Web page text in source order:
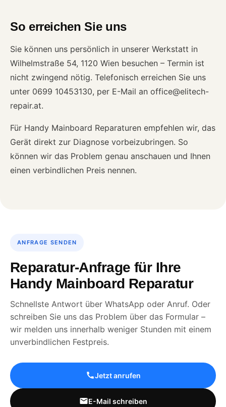
So erreichen Sie uns
Sie können uns persönlich in unserer Werkstatt in
Wilhelmstraße 54, 1120 Wien besuchen – Termin ist
nicht zwingend nötig. Telefonisch erreichen Sie uns
unter 0699 10453130, per E-Mail an office@elitech-
repair.at.
Für Handy Mainboard Reparaturen empfehlen wir, das
Gerät direkt zur Diagnose vorbeizubringen. So
können wir das Problem genau anschauen und Ihnen
einen verbindlichen Preis nennen.
ANFRAGE SENDEN
Reparatur-Anfrage für Ihre
Handy Mainboard Reparatur
Schnellste Antwort über WhatsApp oder Anruf. Oder
schreiben Sie uns das Problem über das Formular –
wir melden uns innerhalb weniger Stunden mit einem
unverbindlichen Festpreis.
Jetzt anrufen
E-Mail schreiben